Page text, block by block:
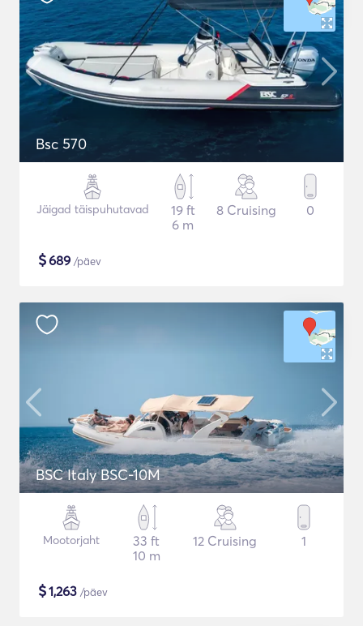
Bsc 570
Jäigad täispuhutavad
19 ft
6 m
8 Cruising 0
$689 /päev
BSC Italy BSC-10M
Mootorjaht
33 ft
10 m
12 Cruising 1
$1,263 /päev